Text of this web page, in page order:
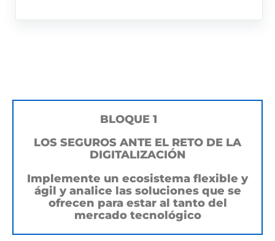
BLOQUE 1
LOS SEGUROS ANTE EL RETO DE LA
DIGITALIZACIÓN
Implemente un ecosistema flexible y
ágil y analice las soluciones que se
ofrecen para estar al tanto del
mercado tecnológico